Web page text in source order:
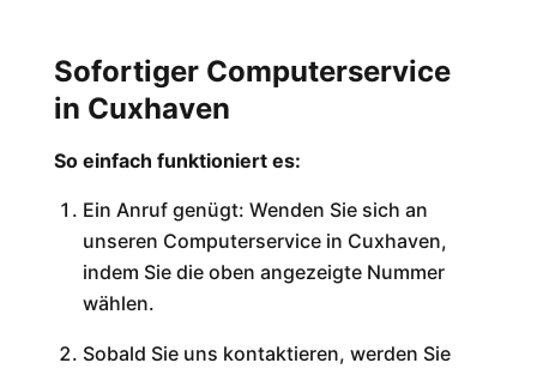
Sofortiger Computerservice
in Cuxhaven
So einfach funktioniert es:
Ein Anruf genügt: Wenden Sie sich an
unseren Computerservice in Cuxhaven,
indem Sie die oben angezeigte Nummer
wählen.
Sobald Sie uns kontaktieren, werden Sie